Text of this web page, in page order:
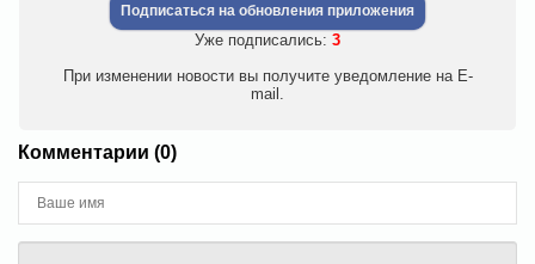
Подписаться на обновления приложения
Уже подписались: 3
При изменении новости вы получите уведомление на E-
mail.
Комментарии (0)